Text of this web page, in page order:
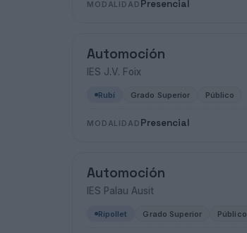
MODALIDAD Presencial
Automoción
IES J.V. Foix
Rubí Grado Superior Público
MODALIDAD Presencial
Automoción
IES Palau Ausit
Ripollet Grado Superior Público